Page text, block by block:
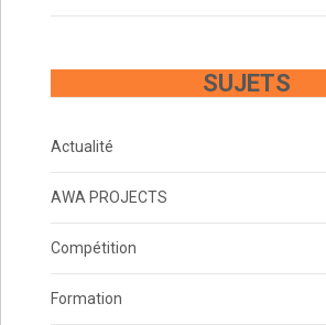
SUJETS
Actualité
AWA PROJECTS
Compétition
Formation